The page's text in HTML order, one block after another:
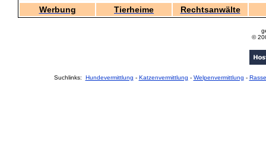
Werbung
Tierheime Rechtsanwälte
©
Suchlinks: Hundevermittlung - Katzenvermittlung - Welpenvermittlung -